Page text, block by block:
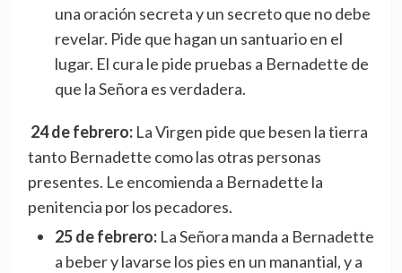
una oración secreta y un secreto que no debe
revelar. Pide que hagan un santuario en el
lugar. El cura le pide pruebas a Bernadette de
que la Señora es verdadera.
24 de febrero:La Virgen pide que besen la tierra
tanto Bernadette como las otras personas
presentes. Le encomienda a Bernadette la
penitencia por los pecadores.
25 de febrero: La Señora manda a Bernadette
a beber y lavarse los pies en un manantial, y a